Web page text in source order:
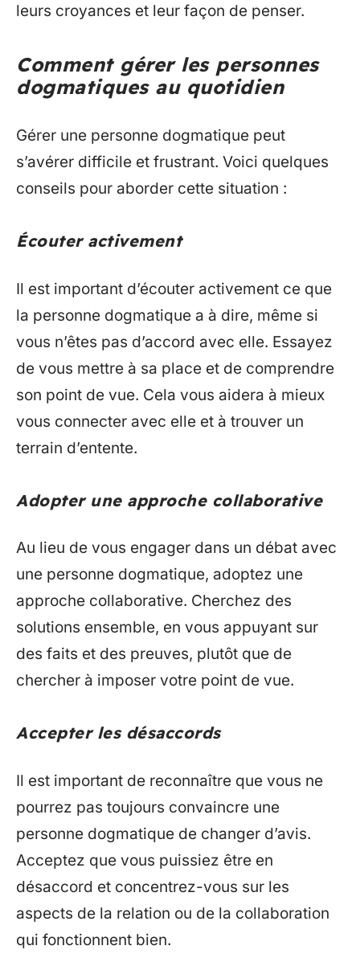
leurs croyances et leur façon de penser.
Comment gérer les personnes
dogmatiques au quotidien
Gérer une personne dogmatique peut
s’avérer difficile et frustrant. Voici quelques
conseils pour aborder cette situation :
Écouter activement
Il est important d’écouter activement ce que
la personne dogmatique a à dire, même si
vous n’êtes pas d’accord avec elle. Essayez
de vous mettre à sa place et de comprendre
son point de vue. Cela vous aidera à mieux
vous connecter avec elle et à trouver un
terrain d’entente.
Adopter une approche collaborative
Au lieu de vous engager dans un débat avec
une personne dogmatique, adoptez une
approche collaborative. Cherchez des
solutions ensemble, en vous appuyant sur
des faits et des preuves, plutôt que de
chercher à imposer votre point de vue.
Accepter les désaccords
Il est important de reconnaître que vous ne
pourrez pas toujours convaincre une
personne dogmatique de changer d’avis.
Acceptez que vous puissiez être en
désaccord et concentrez-vous sur les
aspects de la relation ou de la collaboration
qui fonctionnent bien.